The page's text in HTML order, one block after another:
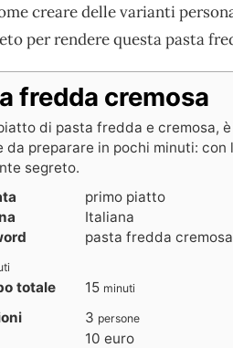
creare delle varianti
per rendere questa pasta
fredda cremosa
di pasta fredda e cremosa,
da preparare in pochi minuti: con
segreto.
primo piatto
Italiana
pasta fredda cremosa
totale 15 minuti
3 persone
10 euro